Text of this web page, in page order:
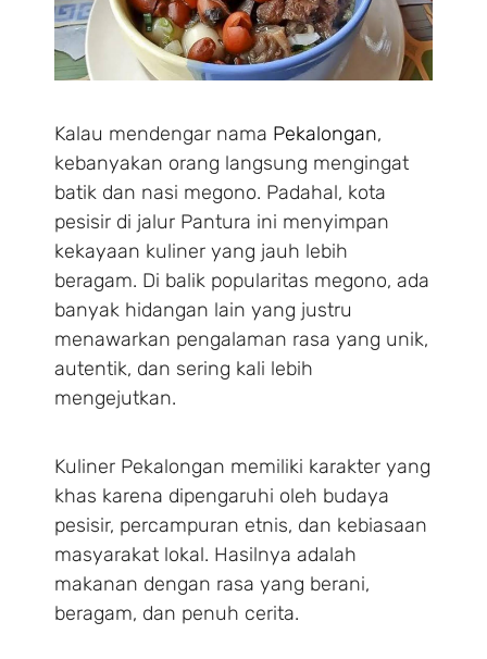
Kalau mendengar nama Pekalongan,
kebanyakan orang langsung mengingat
batik dan nasi megono. Padahal, kota
pesisir di jalur Pantura ini menyimpan
kekayaan kuliner yang jauh lebih
beragam. Di balik popularitas megono, ada
banyak hidangan lain yang justru
menawarkan pengalaman rasa yang unik,
autentik, dan sering kali lebih
mengejutkan.
Kuliner Pekalongan memiliki karakter yang
khas karena dipengaruhi oleh budaya
pesisir, percampuran etnis, dan kebiasaan
masyarakat lokal. Hasilnya adalah
makanan dengan rasa yang berani,
beragam, dan penuh cerita.